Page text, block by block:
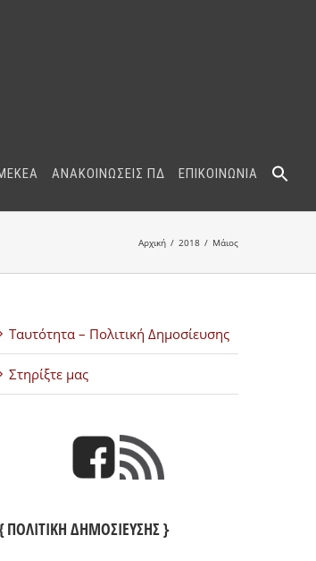
ΑΝΑΚΟΙΝΩΣΕΙΣ ΠΔ ΕΠΙΚΟΙΝΩΝΙΑ
Αρχική 2018 Μάιος
Ταυτότητα – Πολιτική Δημοσίευσης
Στηρίξτε μας
ΠΟΛΙΤΙΚΗ ΔΗΜΟΣΙΕΥΣΗΣ }